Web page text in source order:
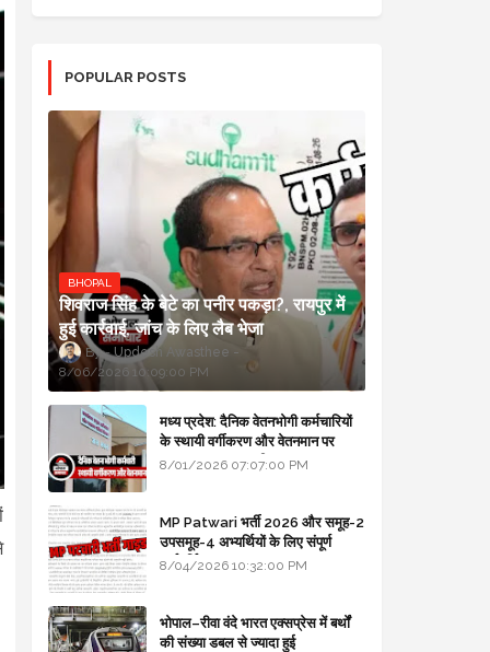
POPULAR POSTS
BHOPAL
शिवराज सिंह के बेटे का पनीर पकड़ा?, रायपुर में
हुई कार्रवाई, जांच के लिए लैब भेजा
Updesh Awasthee
8/06/2026 10:09:00 PM
मध्य प्रदेश: दैनिक वेतनभोगी कर्मचारियों
के स्थायी वर्गीकरण और वेतनमान पर
सरकार का बड़ा स्पष्टीकरण
8/01/2026 07:07:00 PM
MP Patwari भर्ती 2026 और समूह-2
उपसमूह-4 अभ्यर्थियों के लिए संपूर्ण
मार्गदर्शिका
8/04/2026 10:32:00 PM
भोपाल–रीवा वंदे भारत एक्सप्रेस में बर्थों
की संख्या डबल से ज्यादा हुई